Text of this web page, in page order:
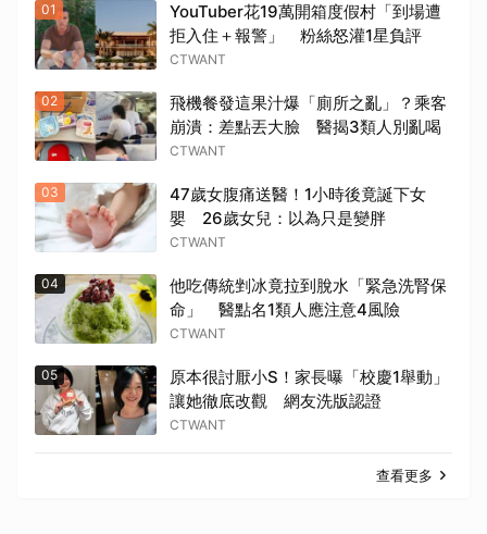
01
YouTuber花19萬開箱度假村「到場遭
拒入住＋報警」 粉絲怒灌1星負評
CTWANT
02
飛機餐發這果汁爆「廁所之亂」？乘客
崩潰：差點丟大臉 醫揭3類人別亂喝
CTWANT
03
47歲女腹痛送醫！1小時後竟誕下女
嬰 26歲女兒：以為只是變胖
CTWANT
04
他吃傳統剉冰竟拉到脫水「緊急洗腎保
命」 醫點名1類人應注意4風險
CTWANT
05
原本很討厭小S！家長曝「校慶1舉動」
讓她徹底改觀 網友洗版認證
CTWANT
查看更多